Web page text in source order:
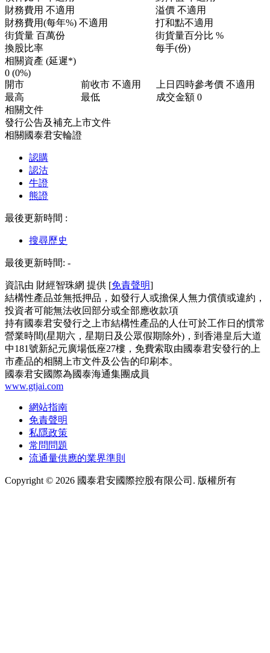
財務費用 不適用 溢價 不適用
財務費用(每年%) 不適用 打和點不適用
街貨量 百萬份 街貨量百分比 %
換股比率
每手(份)
相關資產 (延遲*)
0 (0%)
開市
前收市 不適用 上日四時參考價 不適用
最高
最低 成交金額 0
相關文件
發行公告及補充上市文件
相關國泰君安輪證
認購
認沽
牛證
熊證
最後更新時間 :
搜尋歷史
最後更新時間: -
資訊由 財經智珠網 提供 [免責聲明]
結構性產品並無抵押品，如發行人或擔保人無力償債或違約，
投資者可能無法收回部分或全部應收款項
持有國泰君安發行之上市結構性產品的人仕可於工作日的慣常
營業時間(星期六，星期日及公眾假期除外)，到香港皇后大道
中181號新紀元廣場低座27樓，免費索取由國泰君安發行的上
市產品的相關上市文件及公告的印刷本。
國泰君安國際為國泰海通集團成員
www.gtjai.com
網站指南
免責聲明
私隱政策
常問問題
流通量供應的業界準則
Copyright © 2026 國泰君安國際控股有限公司. 版權所有